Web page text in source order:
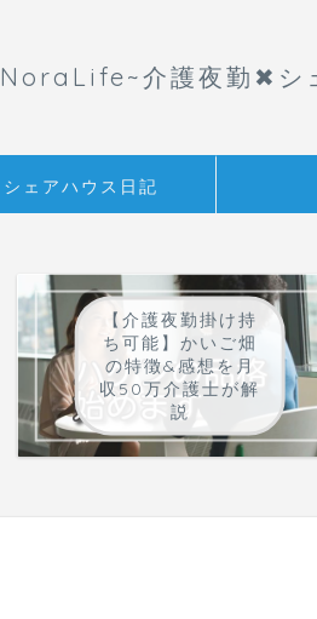
NoraLife~介護夜勤✖︎シ
シェアハウス日記
【介護夜勤掛け持
ち可能】かいご畑
の特徴&感想を月
収50万介護士が解
説